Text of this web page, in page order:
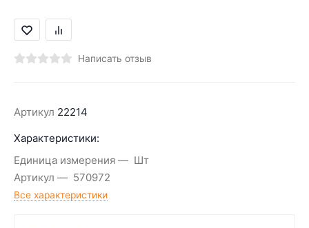
Написать отзыв
Артикул 22214
Характеристики:
Единица измерения
Шт
Артикул
570972
Все характеристики